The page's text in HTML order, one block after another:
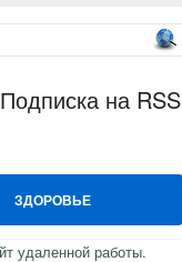
Подписка на RSS
ЗДОРОВЬЕ
ТВИТТЕР